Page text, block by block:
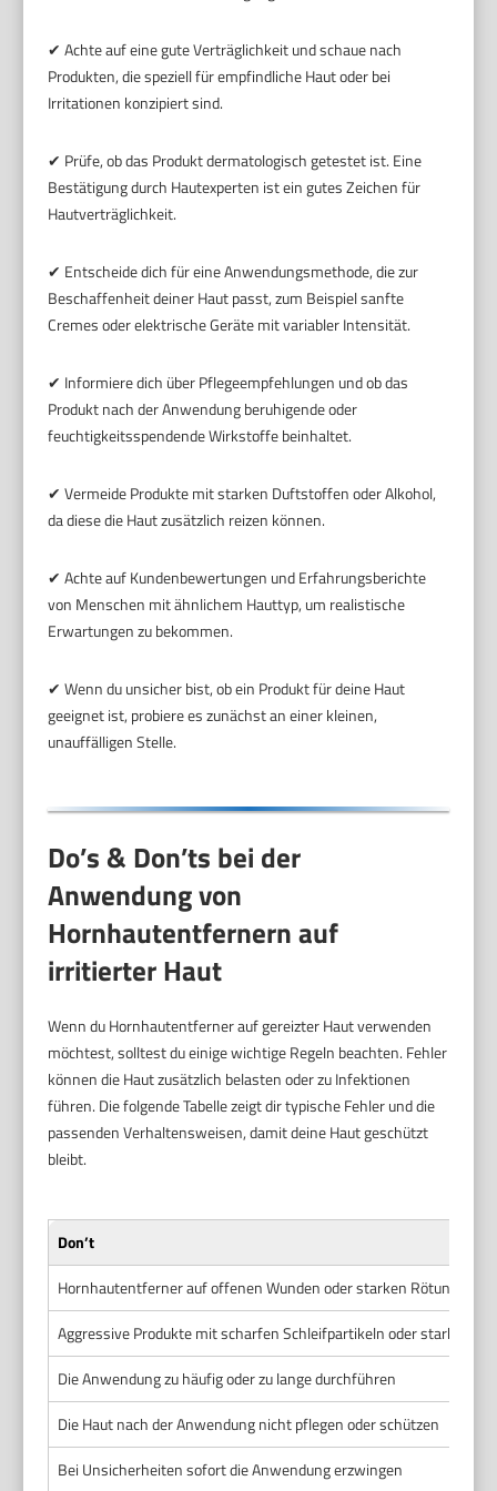
✔ Achte auf eine gute Verträglichkeit und schaue nach
Produkten, die speziell für empfindliche Haut oder bei
Irritationen konzipiert sind.
✔ Prüfe, ob das Produkt dermatologisch getestet ist. Eine
Bestätigung durch Hautexperten ist ein gutes Zeichen für
Hautverträglichkeit.
✔ Entscheide dich für eine Anwendungsmethode, die zur
Beschaffenheit deiner Haut passt, zum Beispiel sanfte
Cremes oder elektrische Geräte mit variabler Intensität.
✔ Informiere dich über Pflegeempfehlungen und ob das
Produkt nach der Anwendung beruhigende oder
feuchtigkeitsspendende Wirkstoffe beinhaltet.
✔ Vermeide Produkte mit starken Duftstoffen oder Alkohol,
da diese die Haut zusätzlich reizen können.
✔ Achte auf Kundenbewertungen und Erfahrungsberichte
von Menschen mit ähnlichem Hauttyp, um realistische
Erwartungen zu bekommen.
✔ Wenn du unsicher bist, ob ein Produkt für deine Haut
geeignet ist, probiere es zunächst an einer kleinen,
unauffälligen Stelle.
Do’s & Don’ts bei der
Anwendung von
Hornhautentfernern auf
irritierter Haut
Wenn du Hornhautentferner auf gereizter Haut verwenden
möchtest, solltest du einige wichtige Regeln beachten. Fehler
können die Haut zusätzlich belasten oder zu Infektionen
führen. Die folgende Tabelle zeigt dir typische Fehler und die
passenden Verhaltensweisen, damit deine Haut geschützt
bleibt.
Don’t
Hornhautentferner auf offenen Wunden oder starken Rötungen
Aggressive Produkte mit scharfen Schleifpartikeln oder starken
Die Anwendung zu häufig oder zu lange durchführen
Die Haut nach der Anwendung nicht pflegen oder schützen
Bei Unsicherheiten sofort die Anwendung erzwingen